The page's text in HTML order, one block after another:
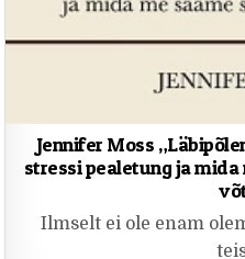
Jennifer Moss
stressi pealetung ja
Ilmselt ei ole enam